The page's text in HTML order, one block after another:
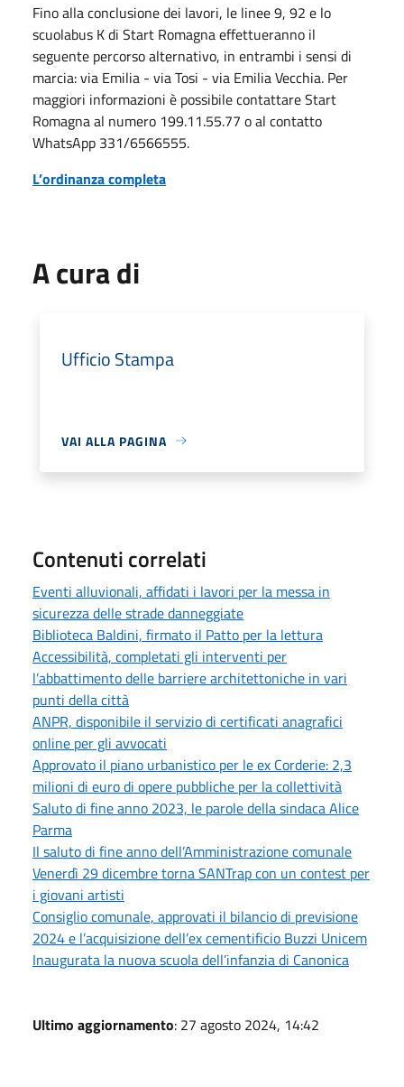
Fino alla conclusione dei lavori, le linee 9, 92 e lo
scuolabus K di Start Romagna effettueranno il
seguente percorso alternativo, in entrambi i sensi di
marcia: via Emilia - via Tosi - via Emilia Vecchia. Per
maggiori informazioni è possibile contattare Start
Romagna al numero 199.11.55.77 o al contatto
WhatsApp 331/6566555.
L’ordinanza completa
A cura di
Ufficio Stampa
VAI ALLA PAGINA
Contenuti correlati
Eventi alluvionali, affidati i lavori per la messa in
sicurezza delle strade danneggiate
Biblioteca Baldini, firmato il Patto per la lettura
Accessibilità, completati gli interventi per
l’abbattimento delle barriere architettoniche in vari
punti della città
ANPR, disponibile il servizio di certificati anagrafici
online per gli avvocati
Approvato il piano urbanistico per le ex Corderie: 2,3
milioni di euro di opere pubbliche per la collettività
Saluto di fine anno 2023, le parole della sindaca Alice
Parma
Il saluto di fine anno dell’Amministrazione comunale
Venerdì 29 dicembre torna SANTrap con un contest per
i giovani artisti
Consiglio comunale, approvati il bilancio di previsione
2024 e l’acquisizione dell’ex cementificio Buzzi Unicem
Inaugurata la nuova scuola dell’infanzia di Canonica
Ultimo aggiornamento: 27 agosto 2024, 14:42